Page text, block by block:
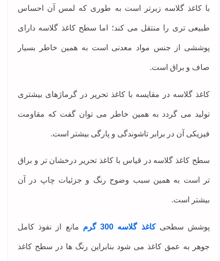
با کاغذ گلاسه زبرتر است به طوری که لمس آن احساس
طبیعی تری را منتقل می‌ کند؛ اما سطح کاغذ گلاسه دارای
پوششی از جنس مواد معدنی است به همین خاطر بسیار
صاف و براق است.
کاغذ گلاسه در مقایسه با کاغذ تحریر در گرماژهای بیشتری
تولید می گردد به همین خاطر می توان گفت که مقاومت
فیزیکی آن در برابر تاشوندگی و پارگی بیشتر است.
سطح کاغذ گلاسه در قیاس با کاغذ تحریر درخشان تر و براق
تر است به همین سبب وضوح رنگ و جزئیات چاپ در آن
بیشتر است.
پوشش سطحیکاغذ گلاسه 300 گرم مانع از نفوذ کامل
جوهر به عمق کاغذ می شود بنابراین رنگ ها در سطح کاغذ